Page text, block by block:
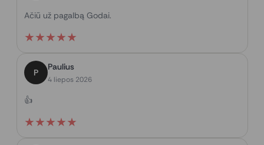
Ačiū už pagalbą Godai.
★★★★★
P
Paulius
4 liepos 2026
👍
★★★★★